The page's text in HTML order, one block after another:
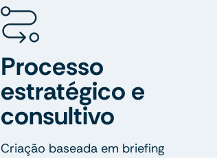
Processo
estratégico e
consultivo
Criação baseada em briefing